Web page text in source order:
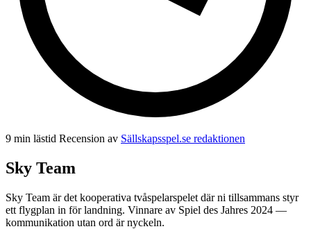
9 min lästid Recension av Sällskapsspel.se redaktionen
Sky Team
Sky Team är det kooperativa tvåspelarspelet där ni tillsammans styr
ett flygplan in för landning. Vinnare av Spiel des Jahres 2024 —
kommunikation utan ord är nyckeln.